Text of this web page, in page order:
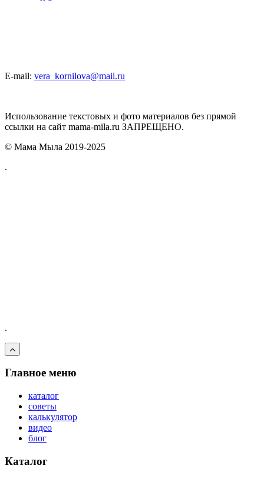
E-mail: vera_kornilova@mail.ru
Использование текстовых и фото материалов без прямой
ссылки на сайт mama-mila.ru ЗАПРЕЩЕНО.
© Мама Мыла 2019-2025
.
.
Главное меню
каталог
советы
калькулятор
видео
блог
Каталог